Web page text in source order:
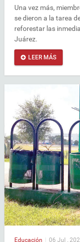
Una vez más,
se dieron a la tarea
reforestar las
Juárez.
LEER MÁS
Educación | 06 Jul ,